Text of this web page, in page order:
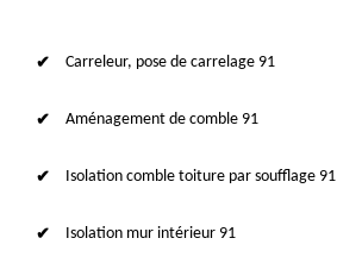
Carreleur, pose de carrelage 91
Aménagement de comble 91
Isolation comble toiture par soufflage 91
Isolation mur intérieur 91